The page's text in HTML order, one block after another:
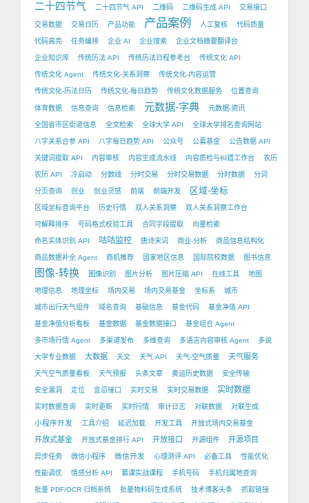
二十四节气 二十四节气 API 二维码 二维码生成 API 交易接口
交易数据 交易日历 产品功能 产品案例 人工复核 代码质量
代码高亮 任务编排 企业 AI 企业搜索 企业文档摘要翻译台
企业知识库 传统历法 API 传统历法日程参考台 传统文化 API
传统文化 Agent 传统文化-关系洞察 传统文化-内容运营
传统文化-历法日历 传统文化-每日趋势 传统文化数据服务 位置查询
体育数据 信息查询 信息检索 元数据-字典 元数据-资讯
全国省市区街道信息 全文检索 全球大学 API 全球大学排名查询网站
八字关系合参 API 八字每日趋势 API 公众号 公募基金 公告数据 API
关键词提取 API 内容审核 内容生成流水线 内容质检与纠错工作台 农历
农历 API 冷启动 分数线 分时交易 分时交易数据 分时数据 分词
分页查询 创业 创业灵感 前端 前端开发 区域-坐标
区域坐标查询平台 历史行情 双人关系洞察 双人关系洞察工作台
可解释排序 号码格式校验工具 合同字段提取 向量检索
命名实体识别 API 咕咕监控 唐诗宋词 商业-分析 商品信息结构化
商品数据补全 Agent 商机推荐 国家地区信息 国际院校数据 图书信息
图像-转换 图像识别 图片分析 图片压缩 API 在线工具 地图
地理信息 地理坐标 场内交易 场内交易基金 坐标系 城市
城市出行天气组件 域名查询 基础信息 基金代码 基金净值 API
基金净值分析看板 基金数据 基金数据接口 基金组合 Agent
多市场行情 Agent 多渠道发布 多维查询 多语言内容审核 Agent 多说
大学专业数据 大数据 天文 天气 API 天气-空气质量 天气服务
天气空气质量看板 天气预报 头条文章 奥运历史数据 安全传输
安全漏洞 定位 宜忌接口 实时交易 实时交易数据 实时数据
实时数据查询 实时更新 实时行情 审计日志 对联数据 对联生成
小程序开发 工具介绍 延迟加载 开发工具 开放式场内交易基金
开放式基金 开放式基金排行 API 开放接口 开源组件 开源项目
异步任务 微信小程序 微信开发 心理测评 API 必备工具 性能优化
性能调优 情感分析 API 慕课实战课程 手机号码 手机归属地查询
批量 PDF/OCR 归档系统 批量物料码生成系统 技术博客头条 抓取链接